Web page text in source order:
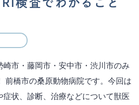
検査でわかること
市・藤岡市・安中市・渋川市のみ
前橋市の桑原動物病院です。今回は
状、診断、治療などについて獣医